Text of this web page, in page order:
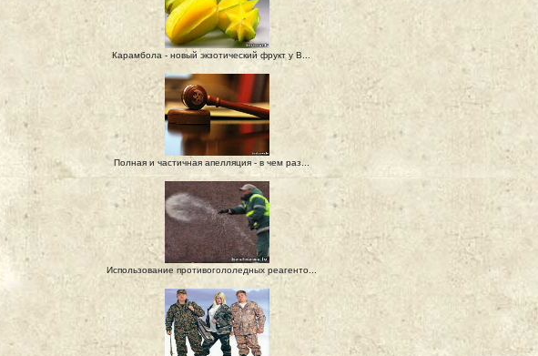
Карамбола - новый экзотический фрукт у В...
Полная и частичная апелляция - в чем раз...
Использование противогололедных реагенто...